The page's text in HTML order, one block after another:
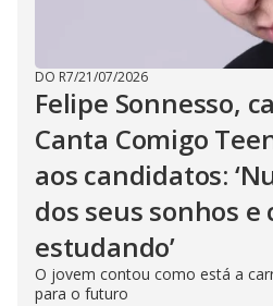
DO R7/21/07/2026
Felipe Sonnesso,
Canta Comigo
aos candidatos:
dos seus sonhos
estudando’
O jovem contou como está a
para o futuro